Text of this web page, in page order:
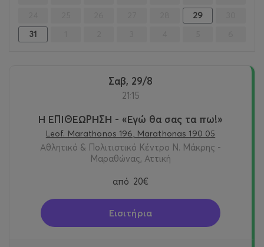
29
31
Σαβ, 29/8
21:15
Η ΕΠΙΘΕΩΡΗΣΗ - «Εγώ θα σας τα πω!»
Leof. Marathonos 196, Marathonas 190 05
Αθλητικό & Πολιτιστικό Κέντρο Ν. Μάκρης -
Μαραθώνας, Αττική
από 20€
Εισιτήρια